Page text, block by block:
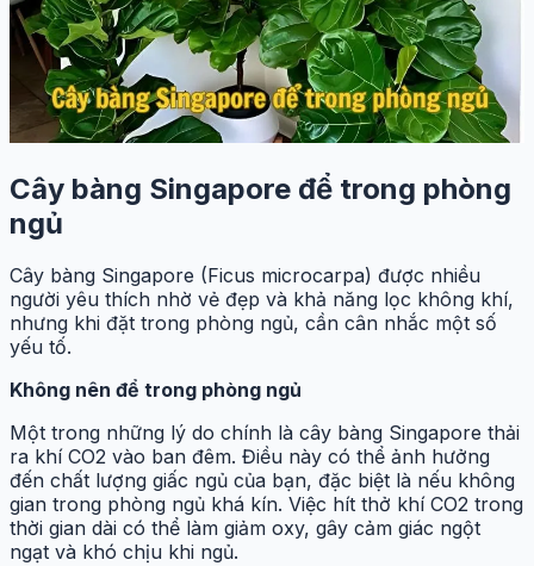
Cây bàng Singapore để trong phòng
ngủ
Cây bàng Singapore (Ficus microcarpa) được nhiều
người yêu thích nhờ vẻ đẹp và khả năng lọc không khí,
nhưng khi đặt trong phòng ngủ, cần cân nhắc một số
yếu tố.
Không nên để trong phòng ngủ
Một trong những lý do chính là cây bàng Singapore thải
ra khí CO2 vào ban đêm. Điều này có thể ảnh hưởng
đến chất lượng giấc ngủ của bạn, đặc biệt là nếu không
gian trong phòng ngủ khá kín. Việc hít thở khí CO2 trong
thời gian dài có thể làm giảm oxy, gây cảm giác ngột
ngạt và khó chịu khi ngủ.